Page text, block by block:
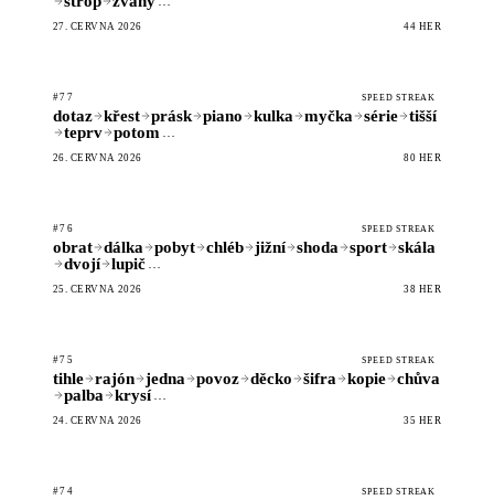
27. ČERVNA 2026 44 HER
#77 SPEED STREAK
dotaz křest prásk piano kulka myčka série
tišší
teprv
potom …
26. ČERVNA 2026 80 HER
#76 SPEED STREAK
obrat dálka pobyt chléb jižní shoda sport
skála
dvojí
lupič …
25. ČERVNA 2026 38 HER
#75 SPEED STREAK
tihle rajón jedna povoz děcko šifra kopie
chůva
palba
krysí …
24. ČERVNA 2026 35 HER
#74 SPEED STREAK